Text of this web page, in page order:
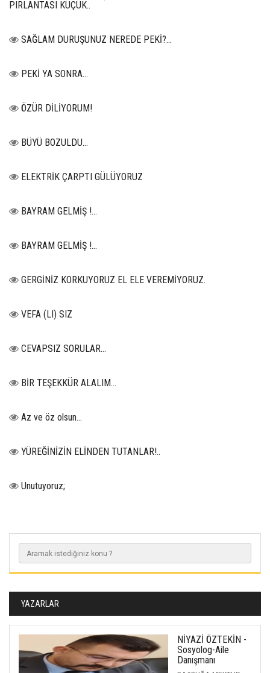
PIRLANTASI KÜÇÜK..
SAĞLAM DURUŞUNUZ NEREDE PEKİ?...
PEKİ YA SONRA…
ÖZÜR DİLİYORUM!
BÜYÜ BOZULDU…
ELEKTRİK ÇARPTI GÜLÜYORUZ
BAYRAM GELMİŞ !...
BAYRAM GELMİŞ !...
GERGİNİZ KORKUYORUZ EL ELE VEREMİYORUZ.
VEFA (LI) SIZ
CEVAPSIZ SORULAR…
BİR TEŞEKKÜR ALALIM...
Az ve öz olsun…
YÜREĞİNİZİN ELİNDEN TUTANLAR!..
Unutuyoruz;
YAZARLAR
NİYAZİ ÖZTEKİN -
Sosyolog-Aile
Danışmanı